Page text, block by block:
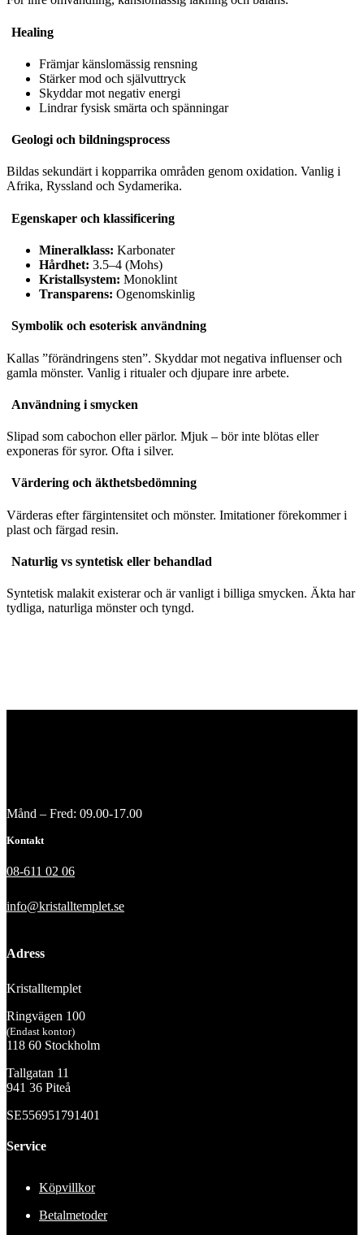
Healing
Främjar känslomässig rensning
Stärker mod och självuttryck
Skyddar mot negativ energi
Lindrar fysisk smärta och spänningar
Geologi och bildningsprocess
Bildas sekundärt i kopparrika områden genom oxidation. Vanlig i
Afrika, Ryssland och Sydamerika.
Egenskaper och klassificering
Mineralklass: Karbonater
Hårdhet: 3.5–4 (Mohs)
Kristallsystem: Monoklint
Transparens: Ogenomskinlig
Symbolik och esoterisk användning
Kallas ”förändringens sten”. Skyddar mot negativa influenser och
gamla mönster. Vanlig i ritualer och djupare inre arbete.
Användning i smycken
Slipad som cabochon eller pärlor. Mjuk – bör inte blötas eller
exponeras för syror. Ofta i silver.
Värdering och äkthetsbedömning
Värderas efter färgintensitet och mönster. Imitationer förekommer i
plast och färgad resin.
Naturlig vs syntetisk eller behandlad
Syntetisk malakit existerar och är vanligt i billiga smycken. Äkta har
tydliga, naturliga mönster och tyngd.
Månd – Fred: 09.00-17.00
Kontakt
08-611 02 06
info@kristalltemplet.se
Adress
Kristalltemplet
Ringvägen 100
(Endast kontor)
118 60 Stockholm
Tallgatan 11
941 36 Piteå
SE556951791401
Service
Köpvillkor
Betalmetoder